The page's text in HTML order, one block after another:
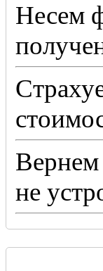
Несем
Вернем
не